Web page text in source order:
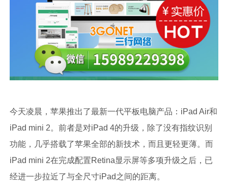
今天凌晨，苹果推出了最新一代平板电脑产品：iPad Air和
iPad mini 2。前者是对iPad 4的升级，除了没有指纹识别
功能，几乎搭载了苹果全部的新技术，而且更轻更薄。而
iPad mini 2在完成配置Retina显示屏等多项升级之后，已
经进一步拉近了与全尺寸iPad之间的距离。